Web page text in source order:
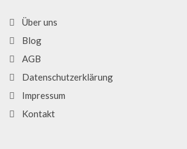
Über uns
Blog
AGB
Datenschutzerklärung
Impressum
Kontakt